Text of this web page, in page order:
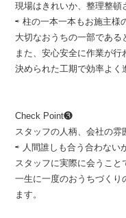
現場はきれいか、整理整頓
⇨ 柱の一本一本もお施主様
大切なおうちの一部である
また、安心安全に作業が行
決められた工期で効率よく
Check Point❸
スタッフの人柄、会社の雰
⇨ 人間誰しも合う合わない
スタッフに実際に会うこと
一生に一度のおうちづくり
ます。